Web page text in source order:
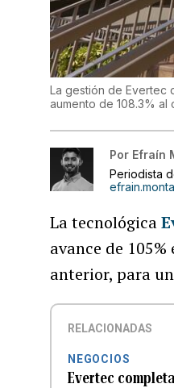
La gestión de Evertec
aumento de 108.3%
Por Efraín
Periodista
La tecnológica
avance de
anterior, para
RELACIONADAS
NEGOCIOS
Evertec